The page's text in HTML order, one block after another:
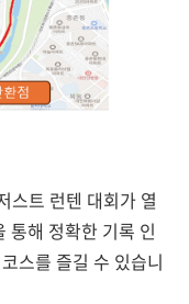
스트 런텐 대회가 열
해 정확한 기록 인
스를 즐길 수 있습니